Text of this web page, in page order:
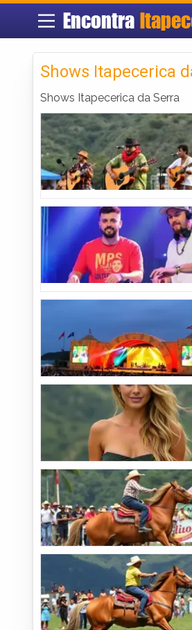
Encontra
Shows Itapecerica
Shows Itapecerica da Serra